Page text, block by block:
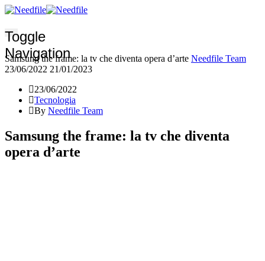
Toggle
Navigation
Samsung the frame: la tv che diventa opera d’arte Needfile Team
23/06/2022 21/01/2023
23/06/2022
Tecnologia
By Needfile Team
Samsung the frame: la tv che diventa
opera d’arte